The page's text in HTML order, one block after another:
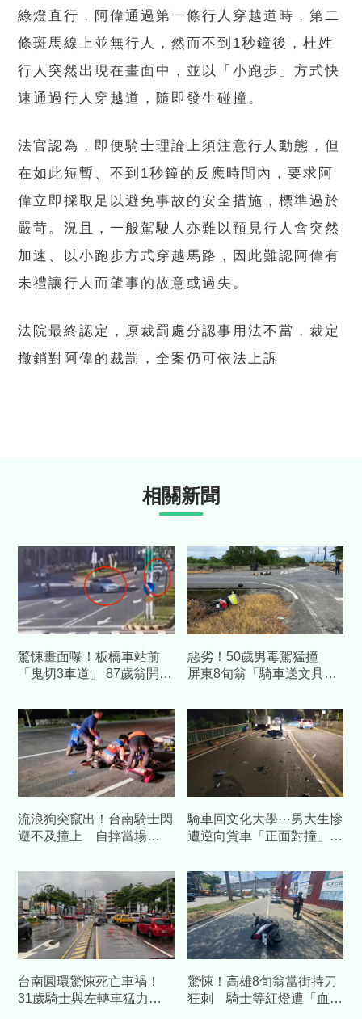
綠燈直行，阿偉通過第一條行人穿越道時，第二
條斑馬線上並無行人，然而不到1秒鐘後，杜姓
行人突然出現在畫面中，並以「小跑步」方式快
速通過行人穿越道，隨即發生碰撞。
法官認為，即便騎士理論上須注意行人動態，但
在如此短暫、不到1秒鐘的反應時間內，要求阿
偉立即採取足以避免事故的安全措施，標準過於
嚴苛。況且，一般駕駛人亦難以預見行人會突然
加速、以小跑步方式穿越馬路，因此難認阿偉有
未禮讓行人而肇事的故意或過失。
法院最終認定，原裁罰處分認事用法不當，裁定
撤銷對阿偉的裁罰，全案仍可依法上訴
相關新聞
驚悚畫面曝！板橋車站前
「鬼切3車道」 87歲翁開
惡劣！50歲男毒駕猛撞
屏東8旬翁「騎車送文具」
流浪狗突竄出！台南騎士閃
避不及撞上 自摔當場
騎車回文化大學⋯男大生慘
遭逆向貨車「正面對撞」噴
台南圓環驚悚死亡車禍！
31歲騎士與左轉車猛力碰
驚悚！高雄8旬翁當街持刀
狂刺 騎士等紅燈遭「血染